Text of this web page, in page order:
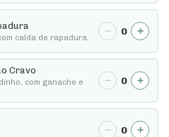
calda de rapadura.
− 0 +
Cravo
com ganache e
− 0 +
− 0 +